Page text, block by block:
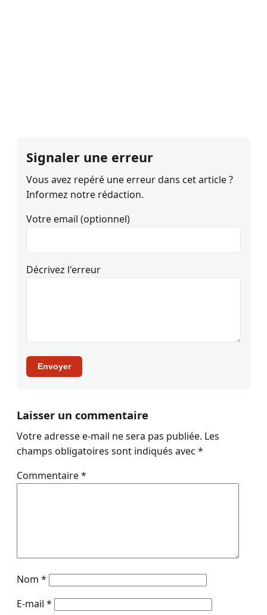
Signaler une erreur
Vous avez repéré une erreur dans cet article ?
Informez notre rédaction.
Votre email (optionnel)
Décrivez l'erreur
Envoyer
Laisser un commentaire
Votre adresse e-mail ne sera pas publiée. Les
champs obligatoires sont indiqués avec *
Commentaire*
Nom *
E-mail *